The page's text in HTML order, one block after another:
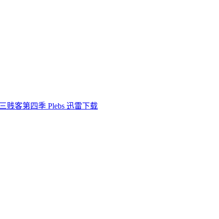
贱客第四季 Plebs 迅雷下载